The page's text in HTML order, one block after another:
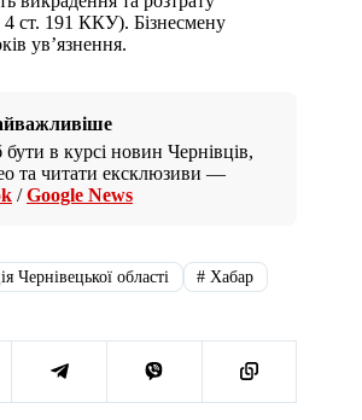
ст. 191 ККУ). Бізнесмену
ув’язнення.
в курсі новин Чернівців,
та читати ексклюзиви —
/Google News
Чернівецької області # Хабар